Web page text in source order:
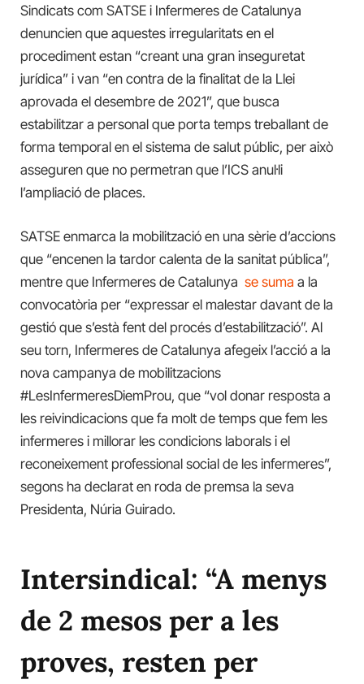
Sindicats com SATSE i Infermeres de Catalunya
denuncien que aquestes irregularitats en el
procediment estan “creant una gran inseguretat
jurídica” i van “en contra de la finalitat de la Llei
aprovada el desembre de 2021”, que busca
estabilitzar a personal que porta temps treballant de
forma temporal en el sistema de salut públic, per això
asseguren que no permetran que l’ICS anul·li
l’ampliació de places.
SATSE enmarca la mobilització en una sèrie d’accions
que “encenen la tardor calenta de la sanitat pública”,
mentre que Infermeres de Catalunya se suma a la
convocatòria per “expressar el malestar davant de la
gestió que s’està fent del procés d’estabilització”. Al
seu torn, Infermeres de Catalunya afegeix l’acció a la
nova campanya de mobilitzacions
#LesInfermeresDiemProu, que “vol donar resposta a
les reivindicacions que fa molt de temps que fem les
infermeres i millorar les condicions laborals i el
reconeixement professional social de les infermeres”,
segons ha declarat en roda de premsa la seva
Presidenta, Núria Guirado.
Intersindical: “A menys
de 2 mesos per a les
proves, resten per